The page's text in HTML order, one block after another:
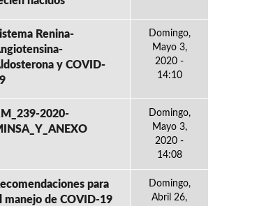
Renina-
y COVID-
Domingo,
Mayo 3,
2020 -
14:10
2020-
Domingo,
Mayo 3,
2020 -
14:08
para
manejo de COVID-19
Domingo,
Abril 26,